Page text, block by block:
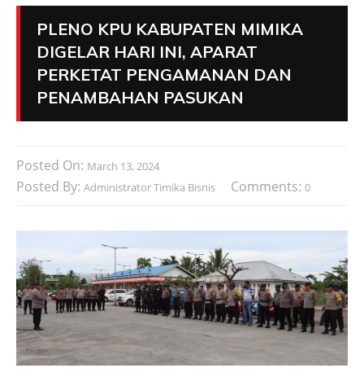
PLENO KPU KABUPATEN MIMIKA
DIGELAR HARI INI, APARAT
PERKETAT PENGAMANAN DAN
PENAMBAHAN PASUKAN
Posted On: March 13, 2024
Posted By: Administrator Timika Bisnis Comments: 0